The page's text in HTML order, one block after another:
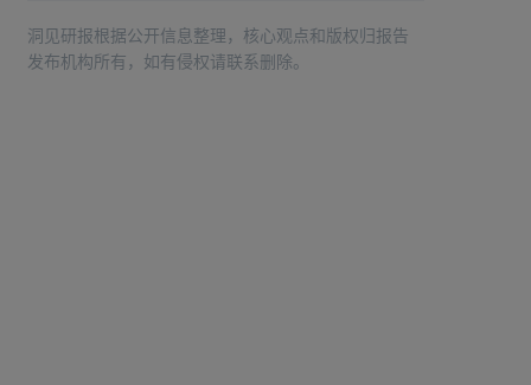
洞见研报根据公开信息整理，核心观点和版权归报告
发布机构所有，如有侵权请联系删除。